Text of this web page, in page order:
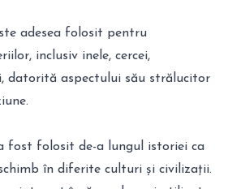
adesea folosit pentru
inclusiv inele, cercei,
datorită aspectului său strălucitor
fost folosit de-a lungul istoriei ca
în diferite culturi și civilizații.